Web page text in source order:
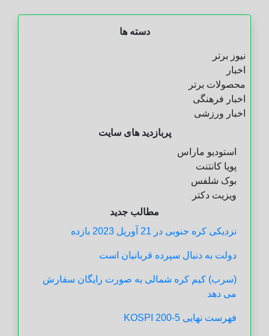
دسته ها
نیوز برتر
اخبار
محصولات برتر
اخبار فرهنگی
اخبار ورزشی
پربازدید های سایت
استودیو ماراس
پویا کانتنت
بوک شلفس
ویزیت دکتر
مطالب جدید
نزدیکی کره جنوبی در 21 آوریل 2023 بازده
دولت به دنبال سپرده قربانیان است
(سرب) کیم کره شمالی به صورت رایگان سفارش
می دهد
فهرست نهایی KOSPI 200-5